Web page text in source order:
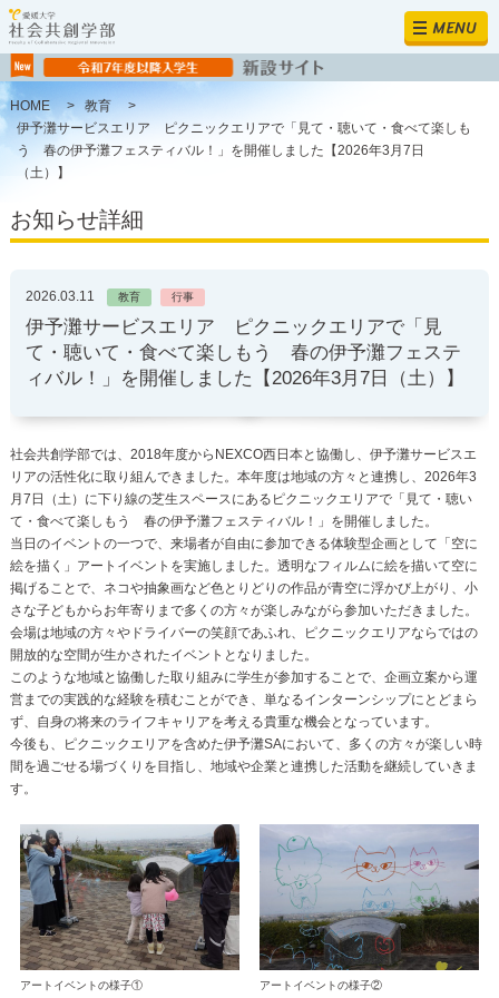
MENU
HOME > 教育
>
伊予灘サービスエリア ピクニックエリアで「見て・聴いて・食べて楽しも
う 春の伊予灘フェスティバル！」を開催しました【2026年3月7日
（土）】
お知らせ詳細
2026.03.11 教育 行事
伊予灘サービスエリア ピクニックエリアで「見
て・聴いて・食べて楽しもう 春の伊予灘フェステ
ィバル！」を開催しました【2026年3月7日（土）】
社会共創学部では、2018年度からNEXCO西日本と協働し、伊予灘サービスエ
リアの活性化に取り組んできました。本年度は地域の方々と連携し、2026年3
月7日（土）に下り線の芝生スペースにあるピクニックエリアで「見て・聴い
て・食べて楽しもう 春の伊予灘フェスティバル！」を開催しました。
当日のイベントの一つで、来場者が自由に参加できる体験型企画として「空に
絵を描く」アートイベントを実施しました。透明なフィルムに絵を描いて空に
掲げることで、ネコや抽象画など色とりどりの作品が青空に浮かび上がり、小
さな子どもからお年寄りまで多くの方々が楽しみながら参加いただきました。
会場は地域の方々やドライバーの笑顔であふれ、ピクニックエリアならではの
開放的な空間が生かされたイベントとなりました。
このような地域と協働した取り組みに学生が参加することで、企画立案から運
営までの実践的な経験を積むことができ、単なるインターンシップにとどまら
ず、自身の将来のライフキャリアを考える貴重な機会となっています。
今後も、ピクニックエリアを含めた伊予灘SAにおいて、多くの方々が楽しい時
間を過ごせる場づくりを目指し、地域や企業と連携した活動を継続していきま
す。
アートイベントの様子① アートイベントの様子②